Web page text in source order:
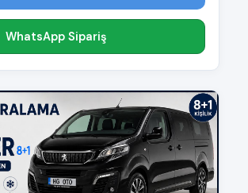
WhatsApp Sipariş